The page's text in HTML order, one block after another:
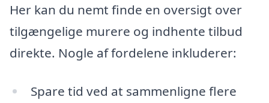
Her kan du nemt finde en oversigt over
tilgængelige murere og indhente tilbud
direkte. Nogle af fordelene inkluderer:
Spare tid ved at sammenligne flere